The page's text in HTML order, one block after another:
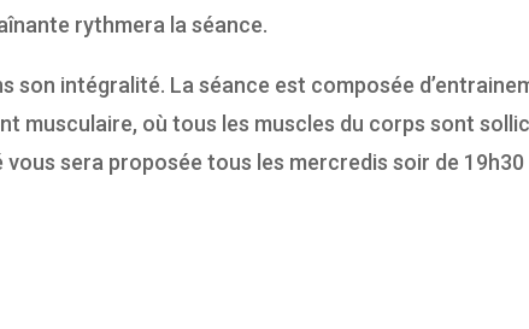
rythmera la séance.
son intégralité. La séance est composée
musculaire, où tous les muscles du corps sont
sera proposée tous les mercredis soir de 19h30